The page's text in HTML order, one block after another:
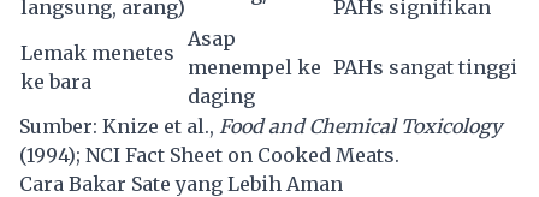
langsung, arang)
PAHs signifikan
Lemak menetes
ke bara
Asap
menempel ke
daging
PAHs sangat tinggi
Sumber: Knize et al., Food and Chemical Toxicology
(1994); NCI Fact Sheet on Cooked Meats.
Cara Bakar Sate yang Lebih Aman